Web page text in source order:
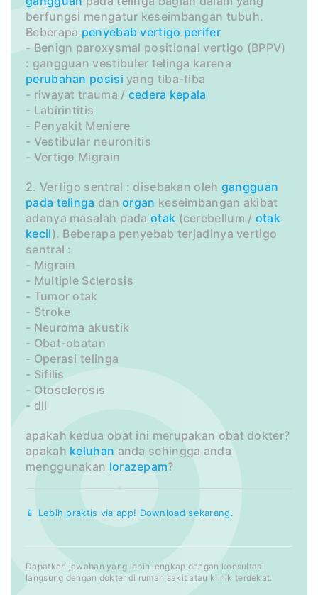
berfungsi mengatur keseimbangan tubuh.
Beberapa penyebab vertigo perifer
- Benign paroxysmal positional vertigo (BPPV)
: gangguan vestibuler telinga karena
perubahan posisi yang tiba-tiba
- riwayat trauma / cedera kepala
- Labirintitis
- Penyakit Meniere
- Vestibular neuronitis
- Vertigo Migrain
2. Vertigo sentral : disebakan oleh gangguan
pada telinga danorgan keseimbangan akibat
adanya masalah padaotak (cerebellum / otak
kecil). Beberapa penyebab terjadinya vertigo
sentral :
- Migrain
- Multiple Sclerosis
- Tumor otak
- Stroke
- Neuroma akustik
- Obat-obatan
- Operasi telinga
- Sifilis
- Otosclerosis
- dll
apakah kedua obat ini merupakan obat dokter?
apakah keluhan anda sehingga anda
menggunakan lorazepam?
📱 Lebih praktis via app! Download sekarang.
Dapatkan jawaban yang lebih lengkap dengan konsultasi
langsung dengan dokter di rumah sakit atau klinik terdekat.